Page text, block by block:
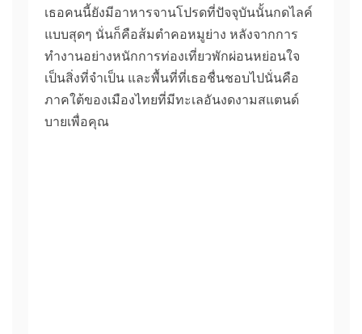
เธอคนนี้ยังมีอาหารจานโปรดที่ปัจจุบันนั้นกดไลค์
แบบสุดๆ นั่นก็คือส้มตำคอหมูย่าง หลังจากการ
ทำงานอย่างหนักการท่องเที่ยวพักผ่อนหย่อนใจ
เป็นสิ่งที่จำเป็น และพื้นที่ที่เธอชื่นชอบไปนั่นคือ
ภาคใต้ของเมืองไทยที่มีทะเลอันงดงามสแตนด์
บายเพื่อคุณ